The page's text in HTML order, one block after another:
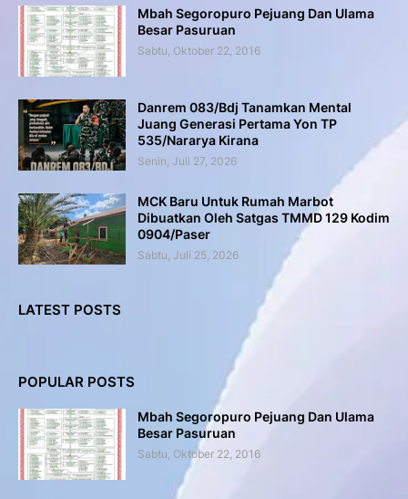
Mbah Segoropuro Pejuang Dan Ulama
Besar Pasuruan
Sabtu, Oktober 22, 2016
Danrem 083/Bdj Tanamkan Mental
Juang Generasi Pertama Yon TP
535/Nararya Kirana
Senin, Juli 27, 2026
MCK Baru Untuk Rumah Marbot
Dibuatkan Oleh Satgas TMMD 129 Kodim
0904/Paser
Sabtu, Juli 25, 2026
LATEST POSTS
POPULAR POSTS
Mbah Segoropuro Pejuang Dan Ulama
Besar Pasuruan
Sabtu, Oktober 22, 2016